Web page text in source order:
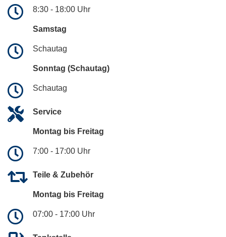
8:30 - 18:00 Uhr
Samstag
Schautag
Sonntag (Schautag)
Schautag
Service
Montag bis Freitag
7:00 - 17:00 Uhr
Teile & Zubehör
Montag bis Freitag
07:00 - 17:00 Uhr